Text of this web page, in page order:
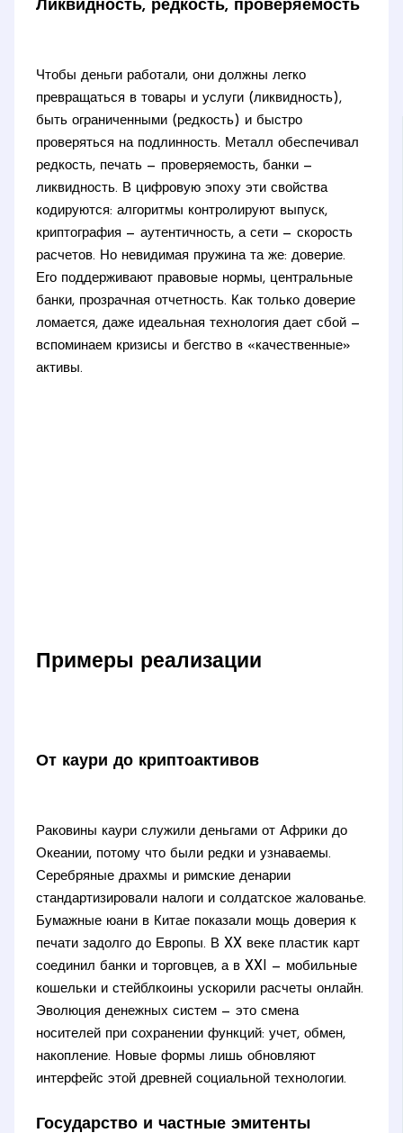
Ликвидность, редкость, проверяемость
Чтобы деньги работали, они должны легко
превращаться в товары и услуги (ликвидность),
быть ограниченными (редкость) и быстро
проверяться на подлинность. Металл обеспечивал
редкость, печать — проверяемость, банки —
ликвидность. В цифровую эпоху эти свойства
кодируются: алгоритмы контролируют выпуск,
криптография — аутентичность, а сети — скорость
расчетов. Но невидимая пружина та же: доверие.
Его поддерживают правовые нормы, центральные
банки, прозрачная отчетность. Как только доверие
ломается, даже идеальная технология дает сбой —
вспоминаем кризисы и бегство в «качественные»
активы.
Примеры реализации
От каури до криптоактивов
Раковины каури служили деньгами от Африки до
Океании, потому что были редки и узнаваемы.
Серебряные драхмы и римские денарии
стандартизировали налоги и солдатское жалованье.
Бумажные юани в Китае показали мощь доверия к
печати задолго до Европы. В XX веке пластик карт
соединил банки и торговцев, а в XXI — мобильные
кошельки и стейблкоины ускорили расчеты онлайн.
Эволюция денежных систем — это смена
носителей при сохранении функций: учет, обмен,
накопление. Новые формы лишь обновляют
интерфейс этой древней социальной технологии.
Государство и частные эмитенты